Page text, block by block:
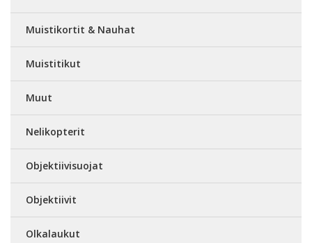
Muistikortit & Nauhat
Muistitikut
Muut
Nelikopterit
Objektiivisuojat
Objektiivit
Olkalaukut